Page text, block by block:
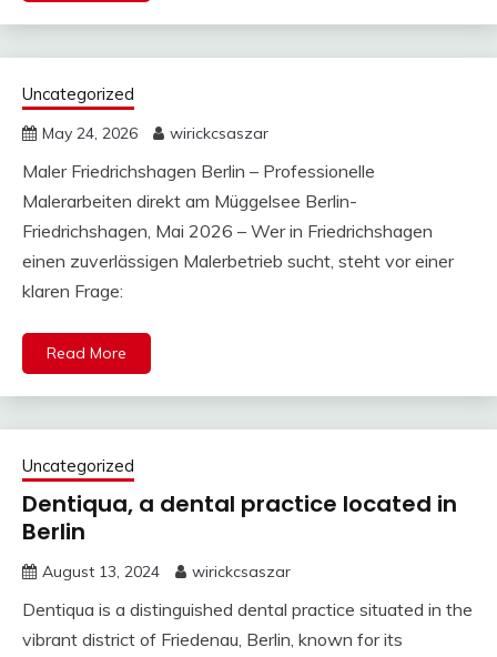
Uncategorized
May 24, 2026 wirickcsaszar
Maler Friedrichshagen Berlin – Professionelle
Malerarbeiten direkt am Müggelsee Berlin-
Friedrichshagen, Mai 2026 – Wer in Friedrichshagen
einen zuverlässigen Malerbetrieb sucht, steht vor einer
klaren Frage:
Read More
Uncategorized
Dentiqua, a dental practice located in
Berlin
August 13, 2024 wirickcsaszar
Dentiqua is a distinguished dental practice situated in the
vibrant district of Friedenau, Berlin, known for its